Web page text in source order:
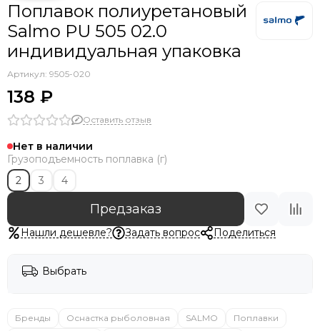
Поплавок полиуретановый
Salmo PU 505 02.0
индивидуальная упаковка
Артикул: 9505-020
138 ₽
Оставить отзыв
Нет в наличии
Грузоподъемность поплавка (г)
2
3 4
Предзаказ
Нашли дешевле? Задать вопрос Поделиться
Выбрать
Бренды Оснастка рыболовная SALMO
Поплавки